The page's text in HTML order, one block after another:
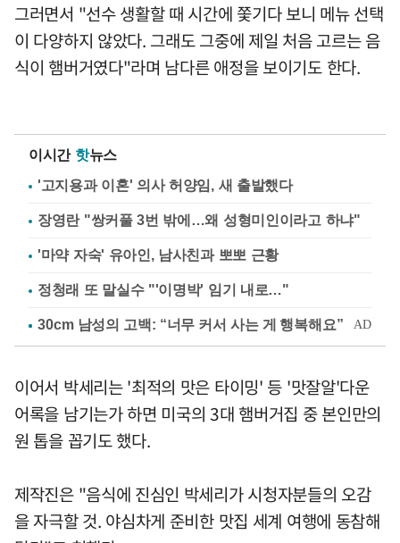
그러면서 "선수 생활할 때 시간에 쫓기다 보니 메뉴 선택
이 다양하지 않았다. 그래도 그중에 제일 처음 고르는 음
식이 햄버거였다"라며 남다른 애정을 보이기도 한다.
이시간 핫뉴스
'고지용과 이혼' 의사 허양임, 새 출발했다
장영란 "쌍커풀 3번 밖에…왜 성형미인이라고 하냐"
'마약 자숙' 유아인, 남사친과 뽀뽀 근황
정청래 또 말실수 "'이명박' 임기 내로…"
이어서 박세리는 '최적의 맛은 타이밍' 등 '맛잘알'다운
어록을 남기는가 하면 미국의 3대 햄버거집 중 본인만의
원 톱을 꼽기도 했다.
제작진은 "음식에 진심인 박세리가 시청자분들의 오감
을 자극할 것. 야심차게 준비한 맛집 세계 여행에 동참해